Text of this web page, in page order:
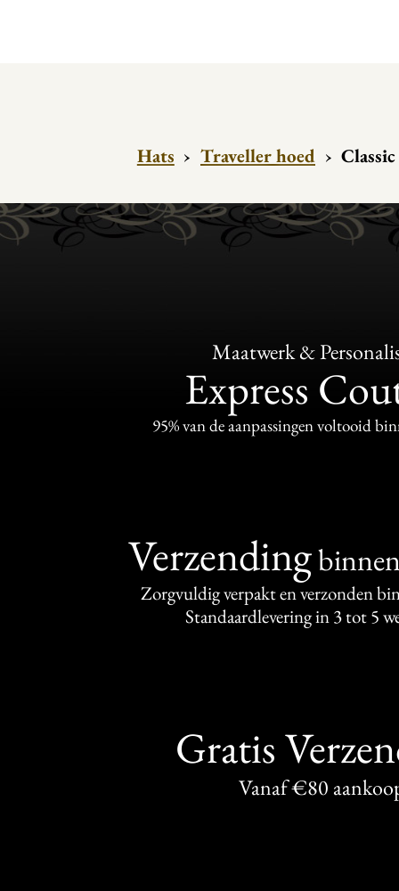
Hats › Traveller hoed ›
Maatwerk &
Express
95% van de aanpassingen voltooid
Verzending
Zorgvuldig verpakt en verzonden
Standaardlevering in 3 tot 5
Gratis
Vanaf €80